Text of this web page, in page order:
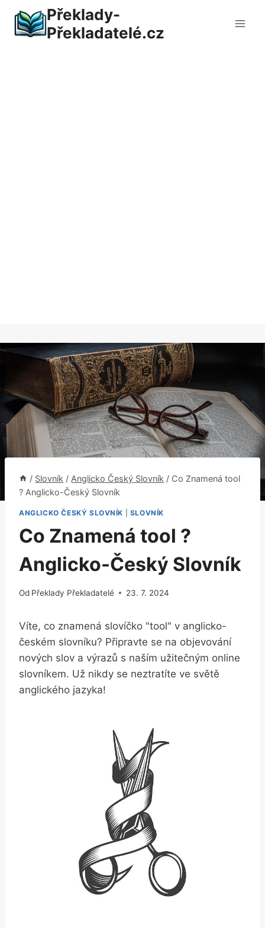
obsah
Překlady-
Překladatelé.cz
/ Slovník / Anglicko Český Slovník / Co Znamená tool
? Anglicko-Český Slovník
ANGLICKO ČESKÝ SLOVNÍK SLOVNÍK
Co Znamená tool ?
Anglicko-Český Slovník
Od Překlady Překladatelé 23. 7. 2024
Víte, co znamená slovíčko "tool" v anglicko-
českém slovníku? Připravte se na objevování
nových slov a výrazů s naším užitečným online
slovníkem. Už nikdy se neztratíte ve světě
anglického jazyka!